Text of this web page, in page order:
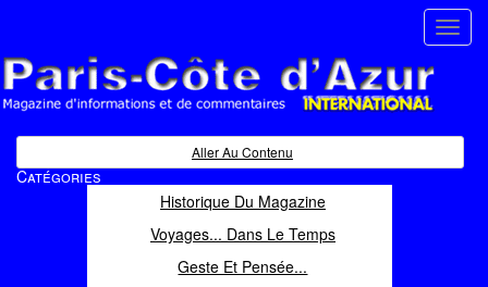
Magazine d'informations et de commentaires
Aller Au Contenu
Catégories
Historique Du Magazine
Voyages... Dans Le Temps
Geste Et Pensée...